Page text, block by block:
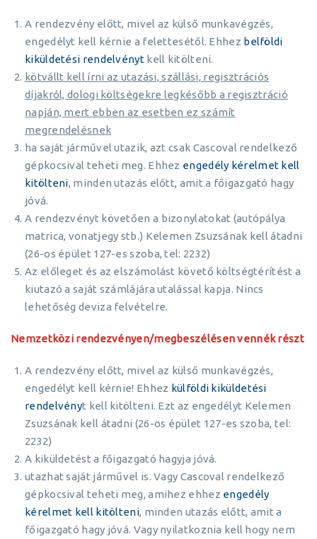
A rendezvény előtt, mivel az külső munkavégzés,
engedélyt kell kérnie a felettesétől. Ehhez belföldi
kiküldetési rendelvényt kell kitölteni.
kötvállt kell írni az utazási, szállási, regisztrációs
díjakról, dologi költségekre legkésőbb a regisztráció
napján, mert ebben az esetben ez számít
megrendelésnek
ha saját járművel utazik, azt csak Cascoval rendelkező
gépkocsival teheti meg. Ehhez engedély kérelmet kell
kitölteni, minden utazás előtt, amit a főigazgató hagy
jóvá.
A rendezvényt követően a bizonylatokat (autópálya
matrica, vonatjegy stb.) Kelemen Zsuzsának kell átadni
(26-os épület 127-es szoba, tel: 2232)
Az előleget és az elszámolást követő költségtérítést a
kiutazó a saját számlájára utalással kapja. Nincs
lehetőség deviza felvételre.
Nemzetközi rendezvényen/megbeszélésen vennék részt
A rendezvény előtt, mivel az külső munkavégzés,
engedélyt kell kérnie! Ehhez külföldi kiküldetési
rendelvényt kell kitölteni. Ezt az engedélyt Kelemen
Zsuzsának kell átadni (26-os épület 127-es szoba, tel:
2232)
A kiküldetést a főigazgató hagyja jóvá.
utazhat saját járművel is. Vagy Cascoval rendelkező
gépkocsival teheti meg, amihez ehhez engedély
kérelmet kell kitölteni, minden utazás előtt, amit a
főigazgató hagy jóvá. Vagy nyilatkoznia kell hogy nem